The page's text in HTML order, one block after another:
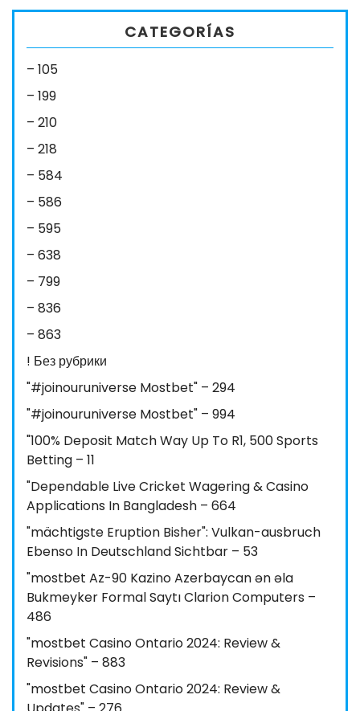
CATEGORÍAS
– 105
– 199
– 210
– 218
– 584
– 586
– 595
– 638
– 799
– 836
– 863
! Без рубрики
"#joinouruniverse Mostbet" – 294
"#joinouruniverse Mostbet" – 994
"100% Deposit Match Way Up To R1, 500 Sports
Betting – 11
"Dependable Live Cricket Wagering & Casino
Applications In Bangladesh – 664
"mächtigste Eruption Bisher": Vulkan-ausbruch
Ebenso In Deutschland Sichtbar – 53
"mostbet Az-90 Kazino Azerbaycan ən əla
Bukmeyker Formal Saytı Clarion Computers –
486
"mostbet Casino Ontario 2024: Review &
Revisions" – 883
"mostbet Casino Ontario 2024: Review &